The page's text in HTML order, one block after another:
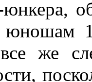
юнкера,
юношам
же